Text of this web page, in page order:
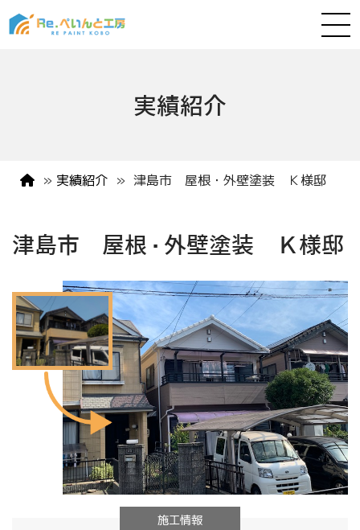
実績紹介
» 実績紹介 » 津島市 屋根・外壁塗装 Ｋ様邸
津島市 屋根・外壁塗装 Ｋ様邸
施工情報